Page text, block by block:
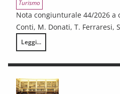
Turismo
Nota congiunturale 44/2026 a
Conti, M. Donati, T. Ferraresi,
Leggi...
LA CONGIUNTURA NELLE